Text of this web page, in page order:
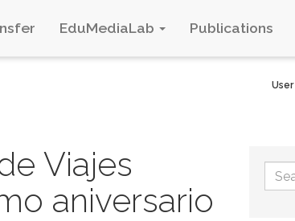
EduMediaLab Publications
User
Viajes
aniversario